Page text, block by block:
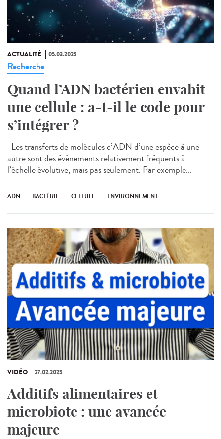
ACTUALITÉ 05.03.2025
Recherche
Quand l’ADN bactérien envahit
une cellule : a-t-il le code pour
s’intégrer ?
Les transferts de molécules d’ADN d’une espèce à une
autre sont des évènements relativement fréquents à
l’échelle évolutive, mais pas seulement. Par exemple...
ADN BACTÉRIE CELLULE ENVIRONNEMENT
VIDÉO 27.02.2025
Additifs alimentaires et
microbiote : une avancée
majeure